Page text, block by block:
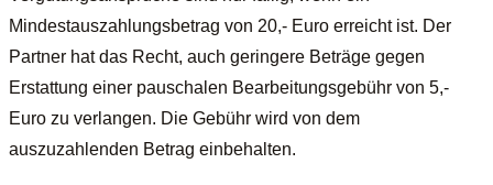
Mindestauszahlungsbetrag von 20,- Euro erreicht ist. Der
Partner hat das Recht, auch geringere Beträge gegen
Erstattung einer pauschalen Bearbeitungsgebühr von 5,-
Euro zu verlangen. Die Gebühr wird von dem
auszuzahlenden Betrag einbehalten.